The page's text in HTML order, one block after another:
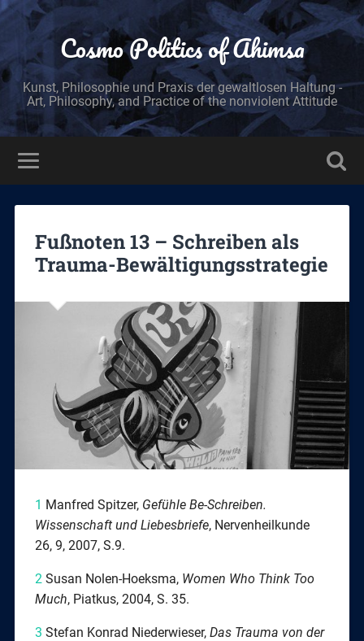
Cosmo Politics of Ahimsa
Kunst, Philosophie und Praxis der gewaltlosen Haltung -
Art, Philosophy, and Practice of the nonviolent Attitude
Fußnoten 13 – Schreiben als
Trauma-Bewältigungsstrategie
1 Manfred Spitzer, Gefühle Be-Schreiben.
Wissenschaft und Liebesbriefe, Nervenheilkunde
26, 9, 2007, S.9.
2 Susan Nolen-Hoeksma, Women Who Think Too
Much, Piatkus, 2004, S. 35.
3 Stefan Konrad Niederwieser, Das Trauma von der